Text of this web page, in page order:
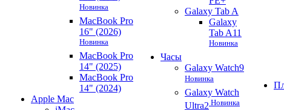
Новинка
MacBook Pro
16" (2026)
Новинка
MacBook Pro
14" (2025)
MacBook Pro
14" (2024)
Apple Mac
Galaxy Tab A
Galaxy
Tab A11
Новинка
Часы
Galaxy Watch9
Новинка
Galaxy Watch
Ultra2 Новинка